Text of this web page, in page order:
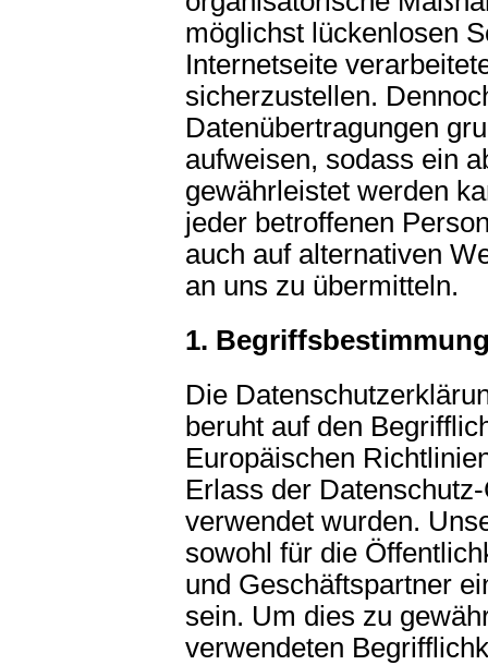
möglichst lückenlosen
Internetseite
sicherzustellen.
Datenübertragungen
aufweisen, sodass ein
gewährleistet werden
jeder betroffenen
auch auf alternativen
an uns zu übermitteln.
1.
Die
beruht auf den
Europäischen
Erlass der
verwendet wurden.
sowohl für die
und Geschäftspartner
sein. Um dies zu
verwendeten